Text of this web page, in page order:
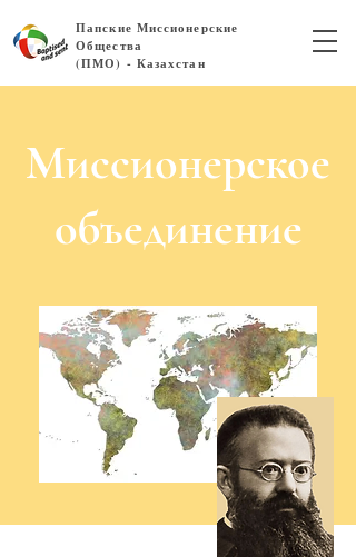
Папские Миссионерские
Общества
(ПМО) - Казахстан
Миссионерское
объединение